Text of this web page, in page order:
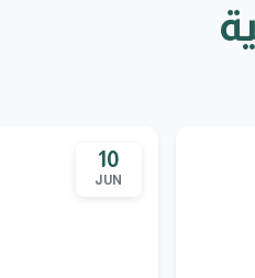
10
JUN